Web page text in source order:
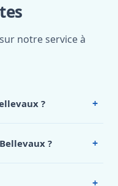
notre service à
? +
? +
+